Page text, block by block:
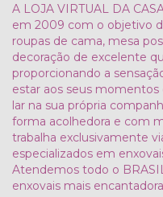
A LOJA VIRTUAL DA
em 2009 com o objetivo
roupas de cama, mesa
decoração de excelente
proporcionando a
estar aos seus
lar na sua própria
forma acolhedora e com
trabalha exclusivamente
especializados em
Atendemos todo o
enxovais mais